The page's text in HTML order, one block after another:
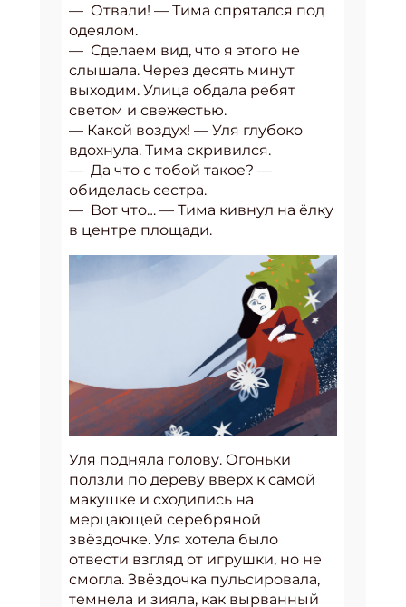
— Отвали! — Тима спрятался под
одеялом.
— Сделаем вид, что я этого не
слышала. Через десять минут
выходим. Улица обдала ребят
светом и свежестью.
— Какой воздух! — Уля глубоко
вдохнула. Тима скривился.
— Да что с тобой такое? —
обиделась сестра.
— Вот что… — Тима кивнул на ёлку
в центре площади.
Уля подняла голову. Огоньки
ползли по дереву вверх к самой
макушке и сходились на
мерцающей серебряной
звёздочке. Уля хотела было
отвести взгляд от игрушки, но не
смогла. Звёздочка пульсировала,
темнела и зияла, как вырванный